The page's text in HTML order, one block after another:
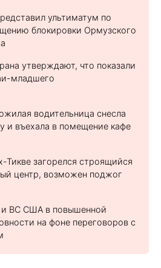
ультиматум по
блокировки Ормузского
утверждают, что показали
младшего
водительница снесла
и въехала в помещение кафе
Тикве загорелся строящийся
центр, возможен поджог
ВС США в повышенной
на фоне переговоров с